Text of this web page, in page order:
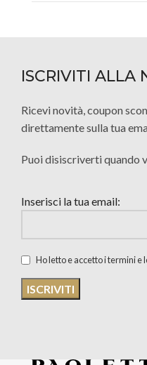
ISCRIVITI ALLA
Ricevi novità, coupon
direttamente sulla tua
Puoi disiscriverti quando
Inserisci la tua email:
Ho letto e accetto i termini e